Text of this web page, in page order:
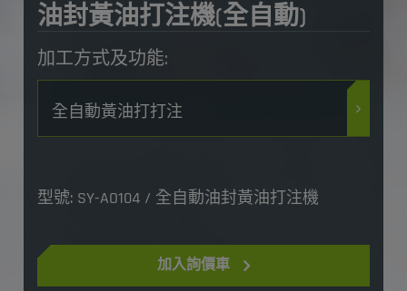
油封黃油打注機(全自動)
型號: SY-AO104 / 全自動油封黃油打注機
加工方式及功能:
全自動黃油打打注
加入詢價車